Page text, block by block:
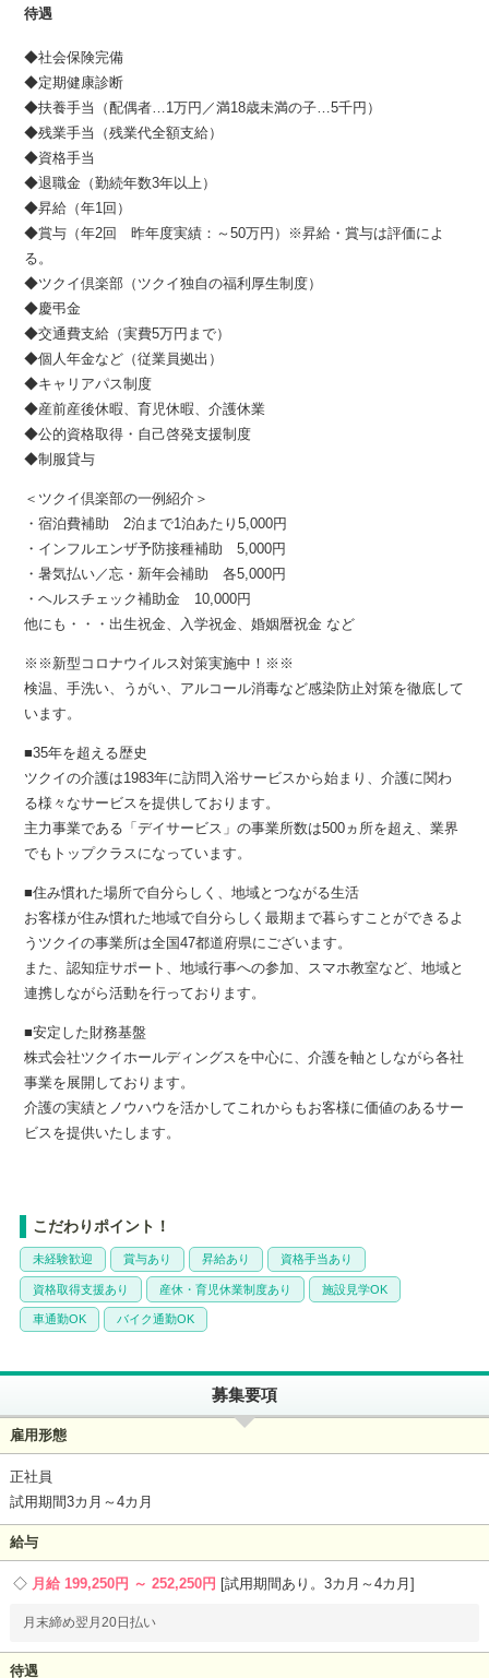
待遇
◆社会保険完備
◆定期健康診断
◆扶養手当（配偶者…1万円／満18歳未満の子…5千円）
◆残業手当（残業代全額支給）
◆資格手当
◆退職金（勤続年数3年以上）
◆昇給（年1回）
◆賞与（年2回 昨年度実績：～50万円）※昇給・賞与は評価によ
る。
◆ツクイ倶楽部（ツクイ独自の福利厚生制度）
◆慶弔金
◆交通費支給（実費5万円まで）
◆個人年金など（従業員拠出）
◆キャリアパス制度
◆産前産後休暇、育児休暇、介護休業
◆公的資格取得・自己啓発支援制度
◆制服貸与
＜ツクイ倶楽部の一例紹介＞
・宿泊費補助 2泊まで1泊あたり5,000円
・インフルエンザ予防接種補助 5,000円
・暑気払い／忘・新年会補助 各5,000円
・ヘルスチェック補助金 10,000円
他にも・・・出生祝金、入学祝金、婚姻暦祝金 など
※※新型コロナウイルス対策実施中！※※
検温、手洗い、うがい、アルコール消毒など感染防止対策を徹底して
います。
■35年を超える歴史
ツクイの介護は1983年に訪問入浴サービスから始まり、介護に関わ
る様々なサービスを提供しております。
主力事業である「デイサービス」の事業所数は500ヵ所を超え、業界
でもトップクラスになっています。
■住み慣れた場所で自分らしく、地域とつながる生活
お客様が住み慣れた地域で自分らしく最期まで暮らすことができるよ
うツクイの事業所は全国47都道府県にございます。
また、認知症サポート、地域行事への参加、スマホ教室など、地域と
連携しながら活動を行っております。
■安定した財務基盤
株式会社ツクイホールディングスを中心に、介護を軸としながら各社
事業を展開しております。
介護の実績とノウハウを活かしてこれからもお客様に価値のあるサー
ビスを提供いたします。
こだわりポイント！
未経験歓迎 賞与あり 昇給あり 資格手当あり
資格取得支援あり 産休・育児休業制度あり 施設見学OK
車通勤OK バイク通勤OK
募集要項
雇用形態
正社員
試用期間3カ月～4カ月
給与
月給 199,250円 ～ 252,250円 試用期間あり。3カ月～4カ月
月末締め翌月20日払い
待遇